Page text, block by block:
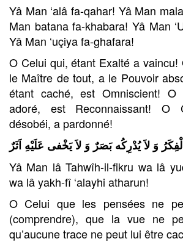
Yâ Man ‘alâ fa-qahar! Yâ Man
Man batana fa-khabara! Yâ Man
Yâ Man ‘uçiya fa-ghafara!
O Celui qui, étant Exalté a
le Maître de tout, a le Pouvoir
étant caché, est Omniscient!
adoré, est Reconnaissant! O
désobéi, a pardonné!
وَ لاَ يُدْرِكُه بَصَرٌ وَ لاَ يَخْفى عَلَيْهِ اَثَرٌ
Yâ Man lâ Tahwîh-il-fikru wa lâ
wa lâ yakh-fî ‘alayhi atharun!
O Celui que les pensées ne
(comprendre), que la vue ne
qu’aucune trace ne peut lui être